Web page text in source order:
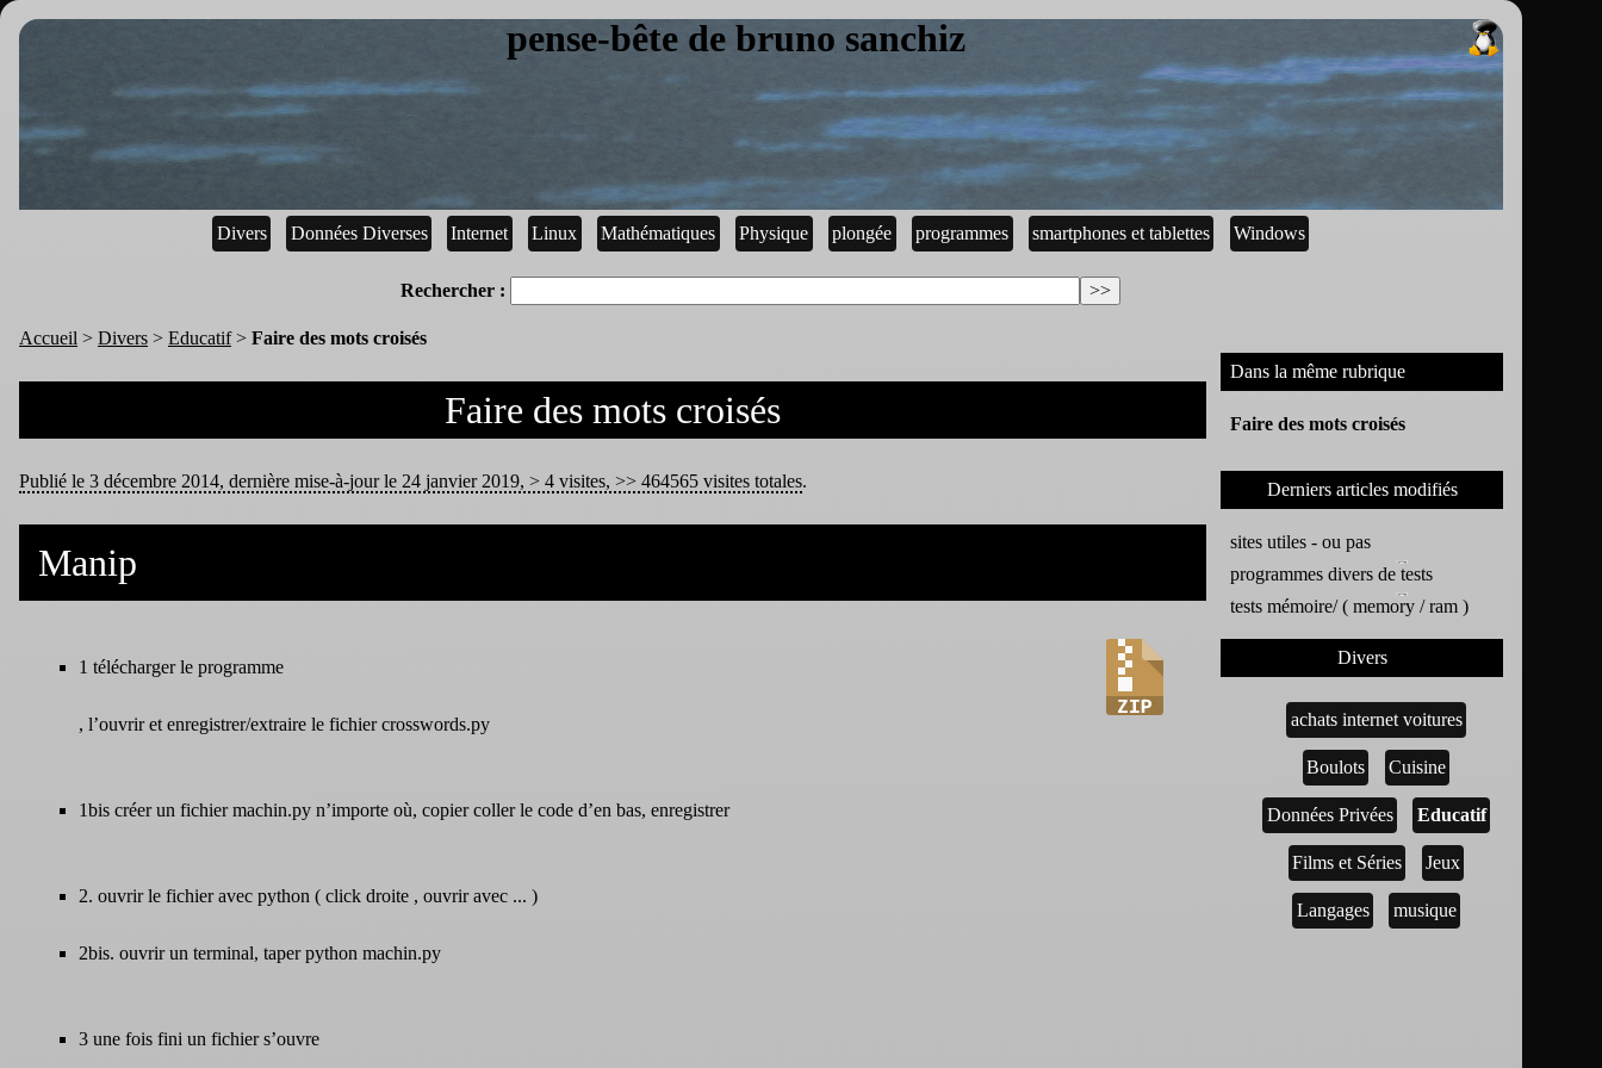
pense-bête de bruno sanchiz
Divers Données Diverses Internet Linux Mathématiques Physique plongée programmes smartphones et tablettes Windows
Rechercher :
Accueil > Divers > Educatif> Faire des mots croisés
Faire des mots croisés
Publié le 3 décembre 2014, dernière mise-à-jour le 24 janvier 2019, > 4 visites, >> 464565 visites totales.
Manip
1 télécharger le programme
, l’ouvrir et enregistrer/extraire le fichier crosswords.py
1bis créer un fichier machin.py n’importe où, copier coller le code d’en bas, enregistrer
2. ouvrir le fichier avec python ( click droite , ouvrir avec ... )
2bis. ouvrir un terminal, taper python machin.py
3 une fois fini un fichier s’ouvre
Dans la même rubrique
Faire des mots croisés
Derniers articles modifiés
sites utiles - ou pas
programmes divers de tests
tests mémoire/ ( memory / ram )
Divers
achats internet voitures
Boulots Cuisine
Données Privées Educatif
Films et Séries Jeux
Langages musique